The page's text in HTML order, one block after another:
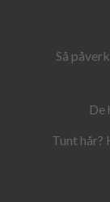
Så
De
Tunt hår?